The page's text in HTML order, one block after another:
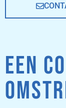
EEN